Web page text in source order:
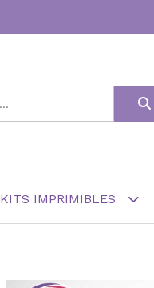
KITS IMPRIMIBLES